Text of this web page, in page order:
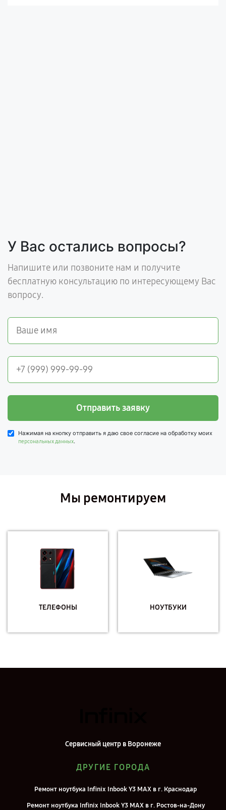
У Вас остались вопросы?
Напишите или позвоните нам и получите
бесплатную консультацию по интересующему Вас
вопросу.
Отправить заявку
Нажимая на кнопку отправить я даю свое согласие на обработку моих
персональных данных.
Мы ремонтируем
ТЕЛЕФОНЫ НОУТБУКИ
Сервисный центр в Воронеже
ДРУГИЕ ГОРОДА
Ремонт ноутбука Infinix Inbook Y3 MAX в г. Краснодар
Ремонт ноутбука Infinix Inbook Y3 MAX в г. Ростов-на-Дону